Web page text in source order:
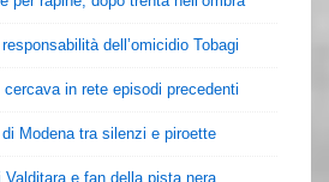
dell’omicidio Tobagi
in rete episodi precedenti
Modena tra silenzi e piroette
e fan della pista nera